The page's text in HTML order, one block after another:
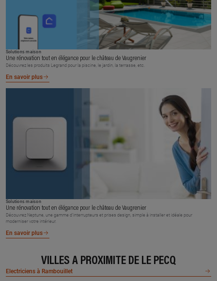
Solutions maison
Une rénovation tout en élégance pour le château de Vaugrenier
Découvrez les produits Legrand pour la piscine, le jardin, la terrasse, etc.
En savoir plus
Solutions maison
Une rénovation tout en élégance pour le château de Vaugrenier
Découvrez Neptune, une gamme d’interrupteurs et prises design, simple à installer et idéale pour
moderniser votre intérieur.
En savoir plus
VILLES À PROXIMITÉ DE LE PECQ
Electriciens à Rambouillet